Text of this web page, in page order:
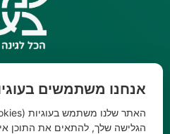
ראשי
אודות
סניפים
אנחנו משתמשים
הגלישה שלך, להתאים את התוכן